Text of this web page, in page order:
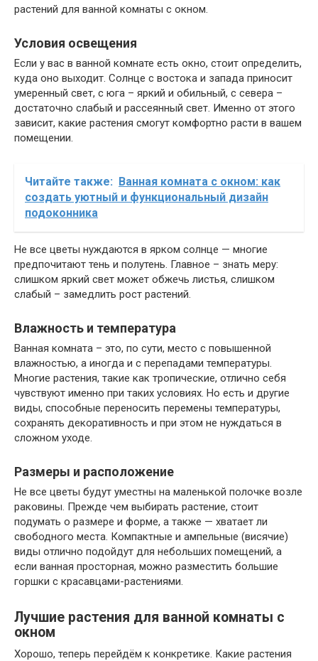
растений для ванной комнаты с окном.
Условия освещения
Если у вас в ванной комнате есть окно, стоит определить,
куда оно выходит. Солнце с востока и запада приносит
умеренный свет, с юга – яркий и обильный, с севера –
достаточно слабый и рассеянный свет. Именно от этого
зависит, какие растения смогут комфортно расти в вашем
помещении.
Читайте также: Ванная комната с окном: как
создать уютный и функциональный дизайн
подоконника
Не все цветы нуждаются в ярком солнце — многие
предпочитают тень и полутень. Главное – знать меру:
слишком яркий свет может обжечь листья, слишком
слабый – замедлить рост растений.
Влажность и температура
Ванная комната – это, по сути, место с повышенной
влажностью, а иногда и с перепадами температуры.
Многие растения, такие как тропические, отлично себя
чувствуют именно при таких условиях. Но есть и другие
виды, способные переносить перемены температуры,
сохранять декоративность и при этом не нуждаться в
сложном уходе.
Размеры и расположение
Не все цветы будут уместны на маленькой полочке возле
раковины. Прежде чем выбирать растение, стоит
подумать о размере и форме, а также — хватает ли
свободного места. Компактные и ампельные (висячие)
виды отлично подойдут для небольших помещений, а
если ванная просторная, можно разместить большие
горшки с красавцами-растениями.
Лучшие растения для ванной комнаты с
окном
Хорошо, теперь перейдём к конкретике. Какие растения